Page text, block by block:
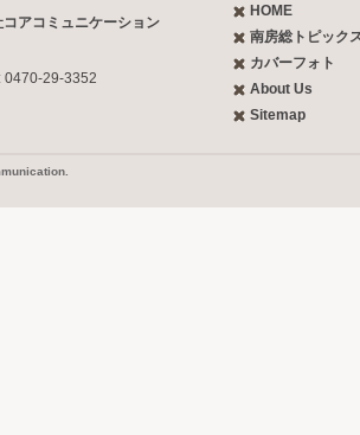
コアコミュニケーション
29-3352
HOME
南房総トピック
カバーフォト
About Us
Sitemap